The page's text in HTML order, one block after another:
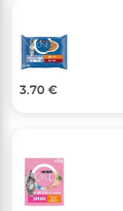
3.70 €